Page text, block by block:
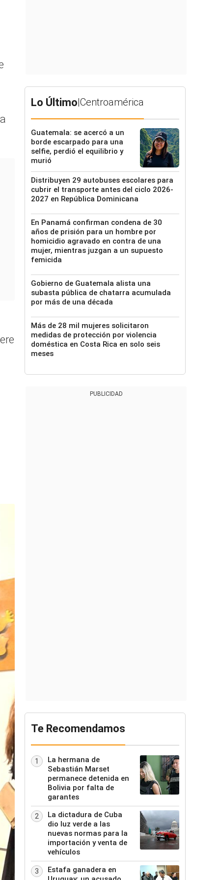
Lo Último|Centroamérica
Guatemala: se acercó a un
borde escarpado para una
selfie, perdió el equilibrio y
murió
Distribuyen 29 autobuses escolares para
cubrir el transporte antes del ciclo 2026-
2027 en República Dominicana
En Panamá confirman condena de 30
años de prisión para un hombre por
homicidio agravado en contra de una
mujer, mientras juzgan a un supuesto
femicida
Gobierno de Guatemala alista una
subasta pública de chatarra acumulada
por más de una década
Más de 28 mil mujeres solicitaron
medidas de protección por violencia
doméstica en Costa Rica en solo seis
meses
PUBLICIDAD
Te Recomendamos
1
La hermana de
Sebastián Marset
permanece detenida en
Bolivia por falta de
garantes
2
La dictadura de Cuba
dio luz verde a las
nuevas normas para la
importación y venta de
vehículos
3
Estafa ganadera en